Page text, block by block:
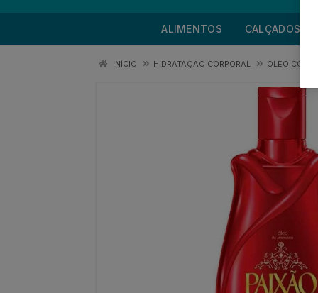
ALIMENTOS CALÇADOS
INÍCIO HIDRATAÇÃO CORPORAL OLEO